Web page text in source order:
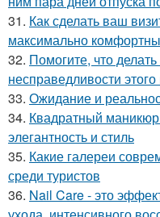
31. Как сделать ваш
максимально
32. Помогите, что
несправедливости
33. Ожидание и
34. Квадратный
элегантность и стиль
35. Какие галереи
среди туристов
36. Nail Care - это